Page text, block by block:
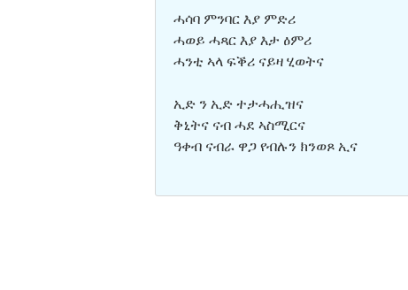
ሓሳባ ምንባር እያ ምድሪ
ሓወይ ሓጻር እያ እታ ዕምሪ
ሓንቲ ኣላ ፍቕሪ ናይዛ ሂወትና
ኢድ ን ኢድ ተታሓሒዝና
ቅኒትና ናብ ሓደ ኣስሚርና
ዓቀብ ናብራ ዋጋ የብሉን ክንወጾ ኢና